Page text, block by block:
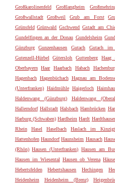
Großkarolinenfeld
Großlangheim
Großwallstadt
Großweil Grub am Forst
Grünsfeld Grünwald Gschwend Gstadt am
Gundelfingen an der Donau Gundelsheim
Günzburg
Gunzenhausen Gutach Gutach im
Gutenzell-Hürbel
Gütersloh Guttenberg Haag
Oberbayern
Haar Haarbach Habach
Hagenbach Hagenbüchach Hagnau am
(Unterfranken) Haidmühle Haigerloch
Haldenwang (Günzburg)
Haldenwang
Hallerndorf Hallstadt Halsbach Hambrücken
Harburg (Schwaben) Hardheim Hardt
Rhein
Hasel Haselbach Haslach im
Hattenhofen Haundorf Haunsheim Hausach
(Rhön) Hausen (Unterfranken) Hausen am
Hausen im Wiesental Hausen ob Verena
Hebertsfelden
Hebertshausen Hechingen
Heidenheim
Heidenheim (Brenz)